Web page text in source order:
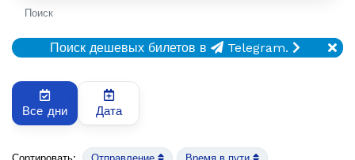
Поиск
Поиск дешевых билетов в Telegram.
Все дни Дата